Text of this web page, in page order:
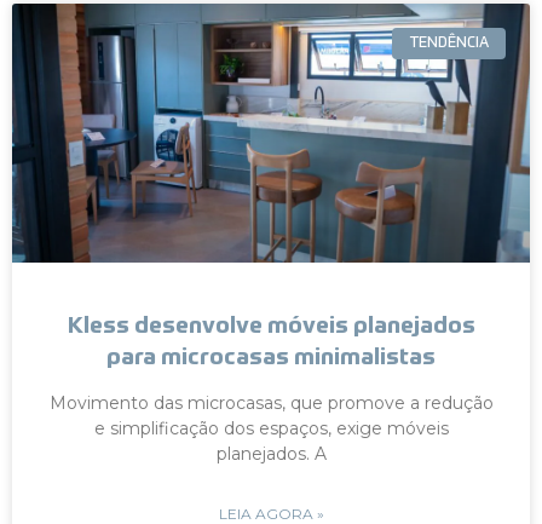
TENDÊNCIA
Kless desenvolve móveis planejados
para microcasas minimalistas
Movimento das microcasas, que promove a redução
e simplificação dos espaços, exige móveis
planejados. A
LEIA AGORA »